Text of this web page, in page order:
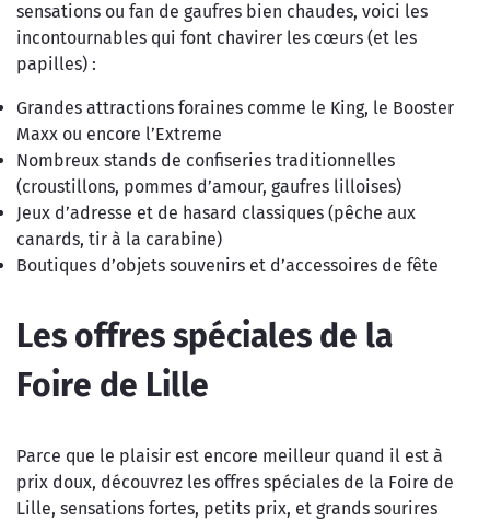
sensations ou fan de gaufres bien chaudes, voici les
incontournables qui font chavirer les cœurs (et les
papilles) :
Grandes attractions foraines comme le King, le Booster
Maxx ou encore l’Extreme
Nombreux stands de confiseries traditionnelles
(croustillons, pommes d’amour, gaufres lilloises)
Jeux d’adresse et de hasard classiques (pêche aux
canards, tir à la carabine)
Boutiques d’objets souvenirs et d’accessoires de fête
Les offres spéciales de la
Foire de Lille
Parce que le plaisir est encore meilleur quand il est à
prix doux, découvrez les offres spéciales de la Foire de
Lille, sensations fortes, petits prix, et grands sourires